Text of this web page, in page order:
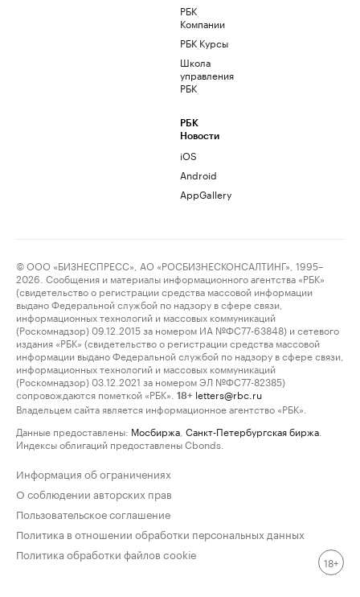
РБК
Компании
РБК Курсы
Школа
управления
РБК
РБК
Новости
iOS
Android
AppGallery
© ООО «БИЗНЕСПРЕСС», АО «РОСБИЗНЕСКОНСАЛТИНГ», 1995–
2026. Сообщения и материалы информационного агентства «РБК»
(свидетельство о регистрации средства массовой информации
выдано Федеральной службой по надзору в сфере связи,
информационных технологий и массовых коммуникаций
(Роскомнадзор) 09.12.2015 за номером ИА №ФС77-63848) и сетевого
издания «РБК» (свидетельство о регистрации средства массовой
информации выдано Федеральной службой по надзору в сфере связи,
информационных технологий и массовых коммуникаций
(Роскомнадзор) 03.12.2021 за номером ЭЛ №ФС77-82385)
сопровождаются пометкой «РБК».
18+ letters@rbc.ru
Владельцем сайта является информационное агентство «РБК».
Данные предоставлены: Мосбиржа Санкт-Петербургская биржа
Индексы облигаций предоставлены Cbonds.
Информация об ограничениях
О соблюдении авторских прав
Пользовательское соглашение
Политика в отношении обработки персональных данных
Политика обработки файлов cookie
18+